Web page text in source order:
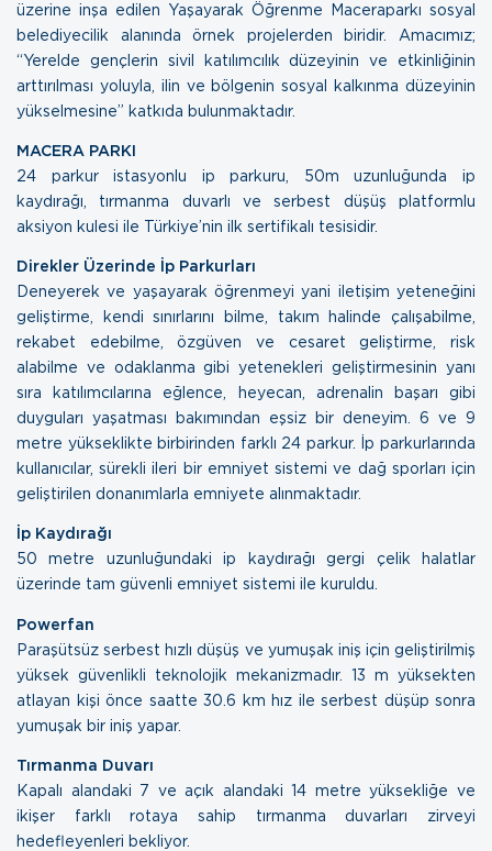
üzerine inşa edilen Yaşayarak Öğrenme Maceraparkı sosyal
belediyecilik alanında örnek projelerden biridir. Amacımız;
“Yerelde gençlerin sivil katılımcılık düzeyinin ve etkinliğinin
arttırılması yoluyla, ilin ve bölgenin sosyal kalkınma düzeyinin
yükselmesine” katkıda bulunmaktadır.
MACERA PARKI
24 parkur istasyonlu ip parkuru, 50m uzunluğunda ip
kaydırağı, tırmanma duvarlı ve serbest düşüş platformlu
aksiyon kulesi ile Türkiye’nin ilk sertifikalı tesisidir.
Direkler Üzerinde İp Parkurları
Deneyerek ve yaşayarak öğrenmeyi yani iletişim yeteneğini
geliştirme, kendi sınırlarını bilme, takım halinde çalışabilme,
rekabet edebilme, özgüven ve cesaret geliştirme, risk
alabilme ve odaklanma gibi yetenekleri geliştirmesinin yanı
sıra katılımcılarına eğlence, heyecan, adrenalin başarı gibi
duyguları yaşatması bakımından eşsiz bir deneyim. 6 ve 9
metre yükseklikte birbirinden farklı 24 parkur. İp parkurlarında
kullanıcılar, sürekli ileri bir emniyet sistemi ve dağ sporları için
geliştirilen donanımlarla emniyete alınmaktadır.
İp Kaydırağı
50 metre uzunluğundaki ip kaydırağı gergi çelik halatlar
üzerinde tam güvenli emniyet sistemi ile kuruldu.
Powerfan
Paraşütsüz serbest hızlı düşüş ve yumuşak iniş için geliştirilmiş
yüksek güvenlikli teknolojik mekanizmadır. 13 m yüksekten
atlayan kişi önce saatte 30.6 km hız ile serbest düşüp sonra
yumuşak bir iniş yapar.
Tırmanma Duvarı
Kapalı alandaki 7 ve açık alandaki 14 metre yüksekliğe ve
ikişer farklı rotaya sahip tırmanma duvarları zirveyi
hedefleyenleri bekliyor.